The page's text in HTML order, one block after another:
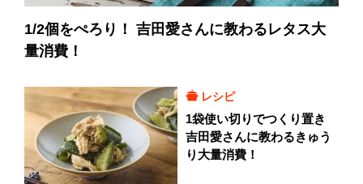
1/2個をぺろり！ 吉田愛さんに教わるレタス大
量消費！
レシピ
1袋使い切りでつくり置き
吉田愛さんに教わるきゅう
り大量消費！